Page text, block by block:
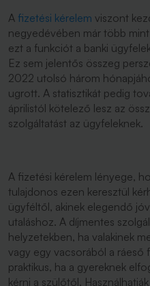
A fizetési kérelem viszont
negyedévében már több
ezt a funkciót a banki
Ez sem jelentős összeg
2022 utolsó három
ugrott. A statisztikát pedig
áprilistól kötelező lesz az
szolgáltatást az ügyfeleknek.
A fizetési kérelem lényege,
tulajdonos ezen keresztül
ügyféltől, akinek elegendő
utaláshoz. A díjmentes
helyzetekben, ha valakinek
vagy egy vacsorából a ráeső
praktikus, ha a gyereknek
kérni a szülőtől.